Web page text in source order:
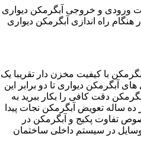
ورودی و خروجی آبگرمکن دیواری
راه اندازی آبگرمکن دیواری
با کیفیت مخزن دار تقریبا یک
آبگرمکن دیواری تا دو برابر این
دقت کافی را بکار ببرید به
ساله تعویض آبگرمکن نجات پیدا
تفاوت پکیج و آبگرمکن در
وسایل در سیستم داخلی ساختمان